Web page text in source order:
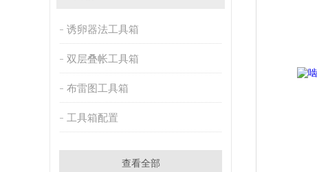
诱卵器法工具箱
双层叠帐工具箱
布雷图工具箱
工具箱配置
查看全部